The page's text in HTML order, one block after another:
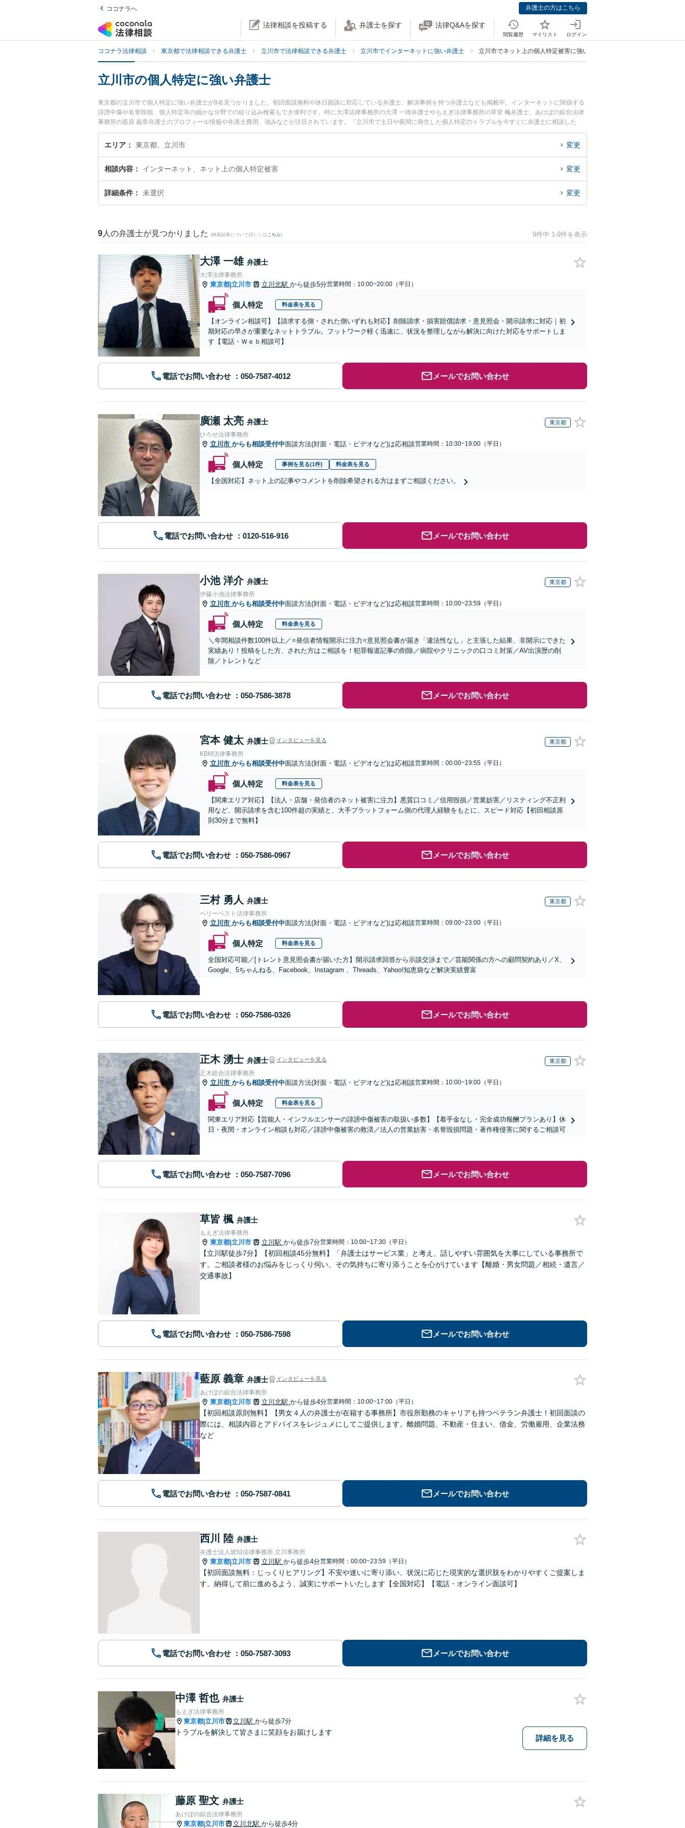
ココナラへ 弁護士の方はこちら
法律相談を投稿する 弁護士を探す 法律Q&Aを探す
閲覧履歴 マイリスト ログイン
ココナラ法律相談 東京都で法律相談できる弁護士 立川市で法律相談できる弁護士 立川市でインターネットに強い弁護士 立川市でネット上の個人特定被害に強い弁護士
立川市の個人特定に強い弁護士
東京都の立川市で個人特定に強い弁護士が9名見つかりました。初回面談無料や休日面談に対応している弁護士、解決事例を持つ弁護士なども掲載中。インターネットに関係する
誹謗中傷や名誉毀損、個人特定等の細かな分野での絞り込み検索もでき便利です。特に大澤法律事務所の大澤 一雄弁護士やもえぎ法律事務所の草皆 楓弁護士、あけぼの綜合法律
事務所の藍原 義章弁護士のプロフィール情報や弁護士費用、強みなどが注目されています。『立川市で土日や夜間に発生した個人特定のトラブルを今すぐに弁護士に相談した
い』『個人特定のトラブル解決の実績豊富な近くの弁護士を検索したい』『初回相談無料で個人特定を法律相談できる立川市内の弁護士に相談予約したい』などでお困りの相談者
さんにおすすめです。
エリア 東京都、立川市 変更
相談内容 インターネット、ネット上の個人特定被害 変更
詳細条件 未選択 変更
9 人の弁護士が見つかりました (検索結果について詳しくは こちら) 9件中 1-9件を表示
大澤 一雄 弁護士
大澤法律事務所
東京都|立川市 立川北駅 から徒歩5分営業時間：10:00~20:00（平日）
個人特定 料金表を見る
【オンライン相談可】【請求する側・された側いずれも対応】削除請求・損害賠償請求・意見照会・開示請求に対応｜初
期対応の早さが重要なネットトラブル。フットワーク軽く迅速に、状況を整理しながら解決に向けた対応をサポートしま
す【電話・Ｗｅｂ相談可】
電話でお問い合わせ メールでお問い合わせ
廣瀬 太亮 弁護士 東京都
ひろせ法律事務所
立川市 からも相談受付中面談方法(対面・電話・ビデオなど)は応相談営業時間：10:30~19:00（平日）
個人特定 事例を見る(1件) 料金表を見る
【全国対応】ネット上の記事やコメントを削除希望される方はまずご相談ください。
電話でお問い合わせ メールでお問い合わせ
小池 洋介 弁護士 東京都
伊藤小池法律事務所
立川市 からも相談受付中面談方法(対面・電話・ビデオなど)は応相談営業時間：10:00~23:59（平日）
個人特定 料金表を見る
＼年間相談件数100件以上／⭐️発信者情報開示に注力⭐️意見照会書が届き「違法性なし」と主張した結果、非開示にできた
実績あり！投稿をした方、された方はご相談を！犯罪報道記事の削除／病院やクリニックの口コミ対策／AV出演歴の削
除／トレントなど
電話でお問い合わせ メールでお問い合わせ
宮本 健太 弁護士 インタビューを見る 東京都
KBM法律事務所
立川市 からも相談受付中面談方法(対面・電話・ビデオなど)は応相談営業時間：00:00~23:55（平日）
個人特定 料金表を見る
【関東エリア対応】【法人・店舗・発信者のネット被害に注力】悪質口コミ／信用毀損／営業妨害／リスティング不正利
用など、開示請求を含む100件超の実績と、大手プラットフォーム側の代理人経験をもとに、スピード対応【初回相談原
則30分まで無料】
電話でお問い合わせ メールでお問い合わせ
三村 勇人 弁護士 東京都
ベリーベスト法律事務所
立川市 からも相談受付中面談方法(対面・電話・ビデオなど)は応相談営業時間：09:00~23:00（平日）
個人特定 料金表を見る
全国対応可能／[トレント意見照会書が届いた方】開示請求回答から示談交渉まで／芸能関係の方への顧問契約あり／X、
Google、5ちゃんねる、Facebook、Instagram 、Threads、Yahoo!知恵袋など解決実績豊富
電話でお問い合わせ メールでお問い合わせ
正木 湧士 弁護士 インタビューを見る 東京都
正木総合法律事務所
立川市 からも相談受付中面談方法(対面・電話・ビデオなど)は応相談営業時間：10:00~19:00（平日）
個人特定 料金表を見る
関東エリア対応【芸能人・インフルエンサーの誹謗中傷被害の取扱い多数】【着手金なし・完全成功報酬プランあり】休
日・夜間・オンライン相談も対応／誹謗中傷被害の救済／法人の営業妨害・名誉毀損問題・著作権侵害に関するご相談可
電話でお問い合わせ メールでお問い合わせ
草皆 楓 弁護士
もえぎ法律事務所
東京都|立川市 立川駅 から徒歩7分営業時間：10:00~17:30（平日）
【立川駅徒歩7分】【初回相談45分無料】「弁護士はサービス業」と考え、話しやすい雰囲気を大事にしている事務所で
す。ご相談者様のお悩みをじっくり伺い、その気持ちに寄り添うことを心がけています【離婚・男女問題／相続・遺言／
交通事故】
電話でお問い合わせ メールでお問い合わせ
藍原 義章 弁護士 インタビューを見る
あけぼの綜合法律事務所
東京都|立川市 立川北駅 から徒歩4分営業時間：10:00~17:00（平日）
【初回相談原則無料】【男女４人の弁護士が在籍する事務所】市役所勤務のキャリアも持つベテラン弁護士！初回面談の
際には、相談内容とアドバイスをレジュメにしてご提供します。離婚問題、不動産・住まい、借金、労働雇用、企業法務
など
電話でお問い合わせ メールでお問い合わせ
西川 陸 弁護士
弁護士法人琥珀法律事務所 立川事務所
東京都|立川市 立川駅 から徒歩4分営業時間：00:00~23:59（平日）
【初回面談無料：じっくりヒアリング】不安や迷いに寄り添い、状況に応じた現実的な選択肢をわかりやすくご提案しま
す。納得して前に進めるよう、誠実にサポートいたします【全国対応】【電話・オンライン面談可】
電話でお問い合わせ メールでお問い合わせ
中澤 哲也 弁護士
もえぎ法律事務所
東京都|立川市 立川駅 から徒歩7分
トラブルを解決して皆さまに笑顔をお届けします
詳細を見る
藤原 聖文 弁護士
あけぼの綜合法律事務所
東京都|立川市 立川北駅 から徒歩4分